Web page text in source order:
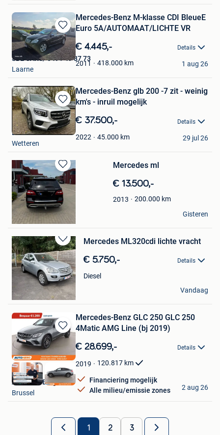
Bewaren
in
Mijn
Favorieten
Mercedes-Benz M-klasse CDI BleueE
Euro 5A/AUTOMAAT/LICHTE VR
€ 4.445,- Details
2011 418.000 km
SBE CARS/ 0491 49 87 73
Laarne
1 aug 26
Bewaren
in
Mijn
Favorieten
Mercedes-Benz glb 200 -7 zit - weinig
km's - inruil mogelijk
€ 37.500,- Details
2022 45.000 km
Berra
Wetteren
29 jul 26
Bewaren
in
Mijn
Favorieten
Mercedes ml
€ 13.500,-
2013 200.000 km
mike
Kortrijk
Gisteren
Bewaren
in
Mijn
Favorieten
Mercedes ML320cdi lichte vracht
€ 5.750,- Details
Diesel
D.W
Meerhout
Vandaag
Bewaren
in
Favorieten
Mercedes-Benz GLC 250 GLC 250
4Matic AMG Line (bj 2019)
€ 28.699,- Details
2019 120.817 km
Financiering mogelijk
Alle milieu/emissie zones
Autohero België
Brussel
2 aug 26
1 2 3